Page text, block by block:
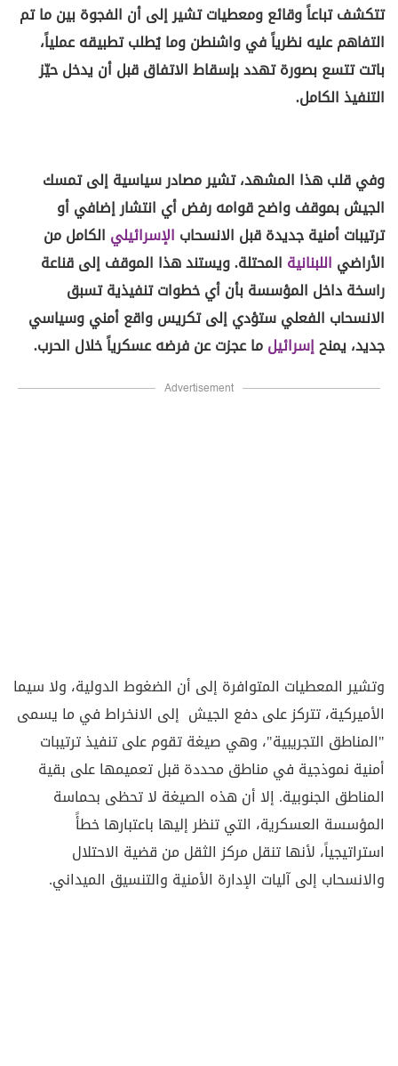
تتكشف تباعاً وقائع ومعطيات تشير إلى أن الفجوة بين ما تم
التفاهم عليه نظرياً في واشنطن وما يُطلب تطبيقه عملياً،
باتت تتسع بصورة تهدد بإسقاط الاتفاق قبل أن يدخل حيّز
التنفيذ الكامل.
وفي قلب هذا المشهد، تشير مصادر سياسية إلى تمسك
الجيش بموقف واضح قوامه رفض أي انتشار إضافي أو
ترتيبات أمنية جديدة قبل الانسحاب الإسرائيلي الكامل من
الأراضي اللبنانية المحتلة. ويستند هذا الموقف إلى قناعة
راسخة داخل المؤسسة بأن أي خطوات تنفيذية تسبق
الانسحاب الفعلي ستؤدي إلى تكريس واقع أمني وسياسي
جديد، يمنحإسرائيلما عجزت عن فرضه عسكرياً خلال الحرب.
Advertisement
وتشير المعطيات المتوافرة إلى أن الضغوط الدولية، ولا سيما
الأميركية، تتركز على دفع الجيش إلى الانخراط في ما يسمى
"المناطق التجريبية"، وهي صيغة تقوم على تنفيذ ترتيبات
أمنية نموذجية في مناطق محددة قبل تعميمها على بقية
المناطق الجنوبية. إلا أن هذه الصيغة لا تحظى بحماسة
المؤسسة العسكرية، التي تنظر إليها باعتبارها خطأً
استراتيجياً، لأنها تنقل مركز الثقل من قضية الاحتلال
والانسحاب إلى آليات الإدارة الأمنية والتنسيق الميداني.